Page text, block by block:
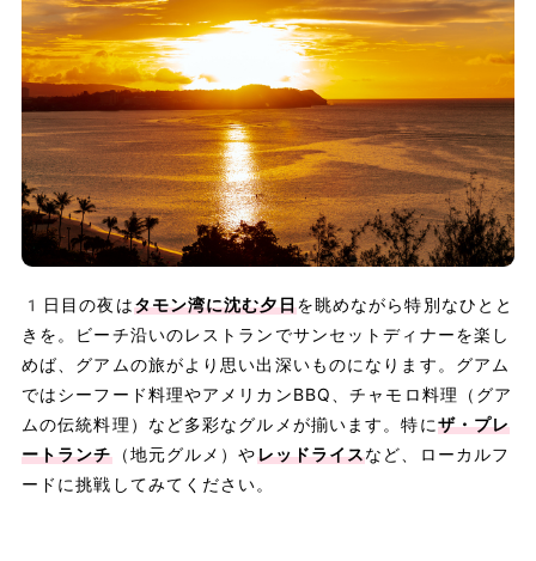
1日目の夜はタモン湾に沈む夕日を眺めながら特別なひとと
きを。ビーチ沿いのレストランでサンセットディナーを楽し
めば、グアムの旅がより思い出深いものになります。グアム
ではシーフード料理やアメリカンBBQ、チャモロ料理（グア
ムの伝統料理）など多彩なグルメが揃います。特にザ・プレ
ートランチ（地元グルメ）やレッドライスなど、ローカルフ
ードに挑戦してみてください。